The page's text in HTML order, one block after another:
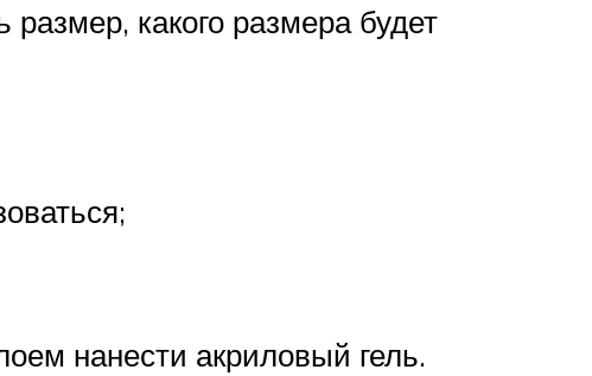
какого размера будет
нанести акриловый гель.